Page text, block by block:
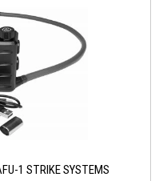
1 STRIKE SYSTEMS